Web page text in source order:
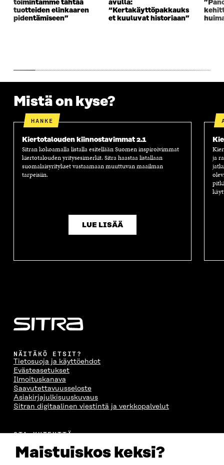
Maistuiskos keksi?
A
S
S
S
S
A
S
N
A
S
toimintamme tähtää
tuotteiden elinkaaren
pidentämiseen”
avulla:
“Kertakäyttöpakkauks
et kuuluvat historiaan”
Mistä on kyse?
HANKE
Kiertotalouden kiinnostavimmat 2.1
Sitran kokoamalla listalla esitellään Suomen inspiroivimmat
kiertotalouden yritysesimerkit. Sitra haastaa listallaan
suomalaisyritykset vastaamaan muuttuvan maailman
tarpeisiin.
LUE LISÄÄ
ja
NÄITÄKÖ ETSIT?
Tietosuoja ja käyttöehdot
Evästeasetukset
Ilmoituskanava
Saavutettavuusseloste
Asiakirjajulkisuuskuvaus
Sitran digitaalinen viestintä ja verkkopalvelut
OTA YHTEYTTÄ
Itämerenkatu 11-13, PL 160,
00181 Helsinki